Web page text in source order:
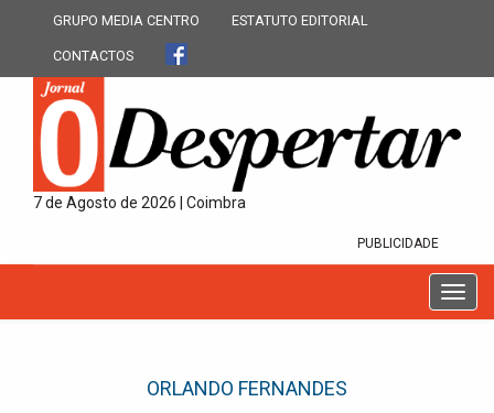
GRUPO MEDIA CENTRO ESTATUTO EDITORIAL
CONTACTOS
7 de Agosto de 2026 | Coimbra
PUBLICIDADE
T
o
ORLANDO FERNANDES